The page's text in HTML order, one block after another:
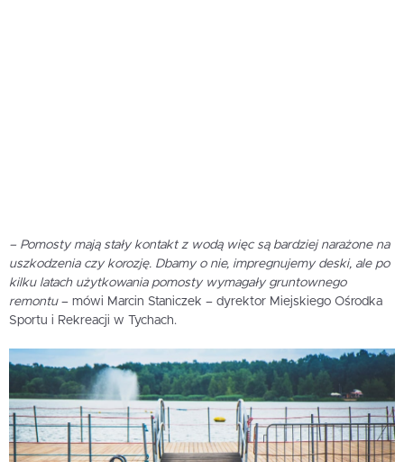
– Pomosty mają stały kontakt z wodą więc są bardziej narażone na
uszkodzenia czy korozję. Dbamy o nie, impregnujemy deski, ale po
kilku latach użytkowania pomosty wymagały gruntownego
remontu– mówi Marcin Staniczek – dyrektor Miejskiego Ośrodka
Sportu i Rekreacji w Tychach.